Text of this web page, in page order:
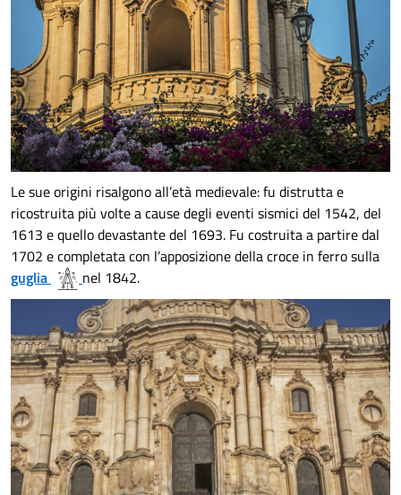
Le sue origini risalgono all’età medievale: fu distrutta e
ricostruita più volte a cause degli eventi sismici del 1542, del
1613 e quello devastante del 1693. Fu costruita a partire dal
1702 e completata con l’apposizione della croce in ferro sulla
guglia
nel 1842.